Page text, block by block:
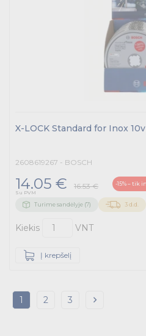
X-LOCK Standard for Inox
2608619267 - BOSCH
14.05 € 16.53 € -15% – tik
Su PVM
Turime sandėlyje (7) 3 d.d.
Kiekis VNT
Į krepšelį
1 2 3